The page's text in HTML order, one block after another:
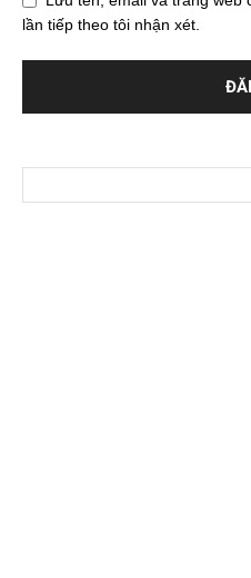
lần tiếp theo tôi nhận xét.